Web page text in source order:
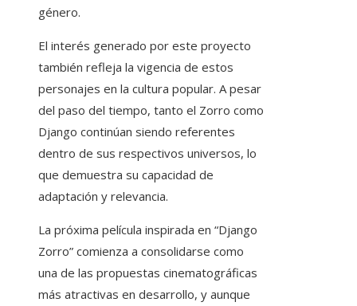
género.
El interés generado por este proyecto
también refleja la vigencia de estos
personajes en la cultura popular. A pesar
del paso del tiempo, tanto el Zorro como
Django continúan siendo referentes
dentro de sus respectivos universos, lo
que demuestra su capacidad de
adaptación y relevancia.
La próxima película inspirada en “Django
Zorro” comienza a consolidarse como
una de las propuestas cinematográficas
más atractivas en desarrollo, y aunque